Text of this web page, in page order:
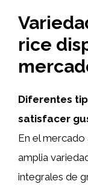
rice
Diferentes
satisfacer
En el
amplia
integrales de